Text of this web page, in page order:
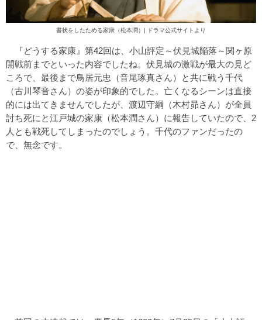
書状をしたためる家康（松本潤）| ドラマ公式サイト より
『どうする家康』第42回は、小山評定～伏見城陥落～関ヶ原
開戦前までといった内容でしたね。伏見城の激戦が最大の見ど
ころで、最後まで鳥居元忠（音尾琢真さん）と共に戦う千代
（古川琴音さん）の姿が印象的でした。亡くなるシーンは直接
的には出てきませんでしたが、渡辺守綱（木村昴さん）が全員
討ち死にと江戸城の家康（松本潤さん）に報告していたので、2
人とも戦死してしまったのでしょう。千代のファンだったの
で、無念です。